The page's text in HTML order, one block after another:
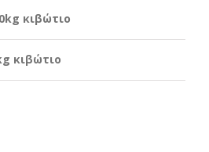
κιβώτιο
κιβώτιο